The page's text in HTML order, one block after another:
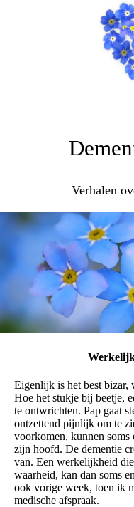
Verhalen
Eigenlijk is het best bizar,
Hoe het stukje bij beetje,
te ontwrichten. Pap gaat
ontzettend pijnlijk om te
voorkomen, kunnen soms
zijn hoofd. De dementie
van. Een werkelijkheid
waarheid, kan dan soms
ook vorige week, toen ik
medische afspraak.